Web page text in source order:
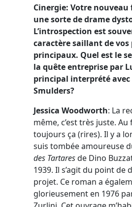
Cinergie: Votre nouveau
une sorte de drame
L’introspection est
caractère saillant de vos
principaux. Quel est le
la quête entreprise par
principal interprété avec
Smulders?
Jessica Woodworth: La
même, c’est très juste. Au
toujours ça (rires). Il y a
suis tombée amoureuse
des Tartaresde Dino
1939. Il s’agit du point de
projet. Ce roman a
glorieusement en 1976